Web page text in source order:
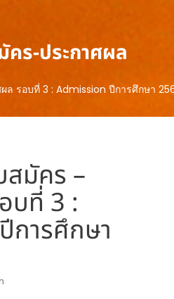
คร-ประกาศผล
ล รอบที่ 3 : Admission ปีการศึกษา
สมัคร –
บที่ 3 :
การศึกษา